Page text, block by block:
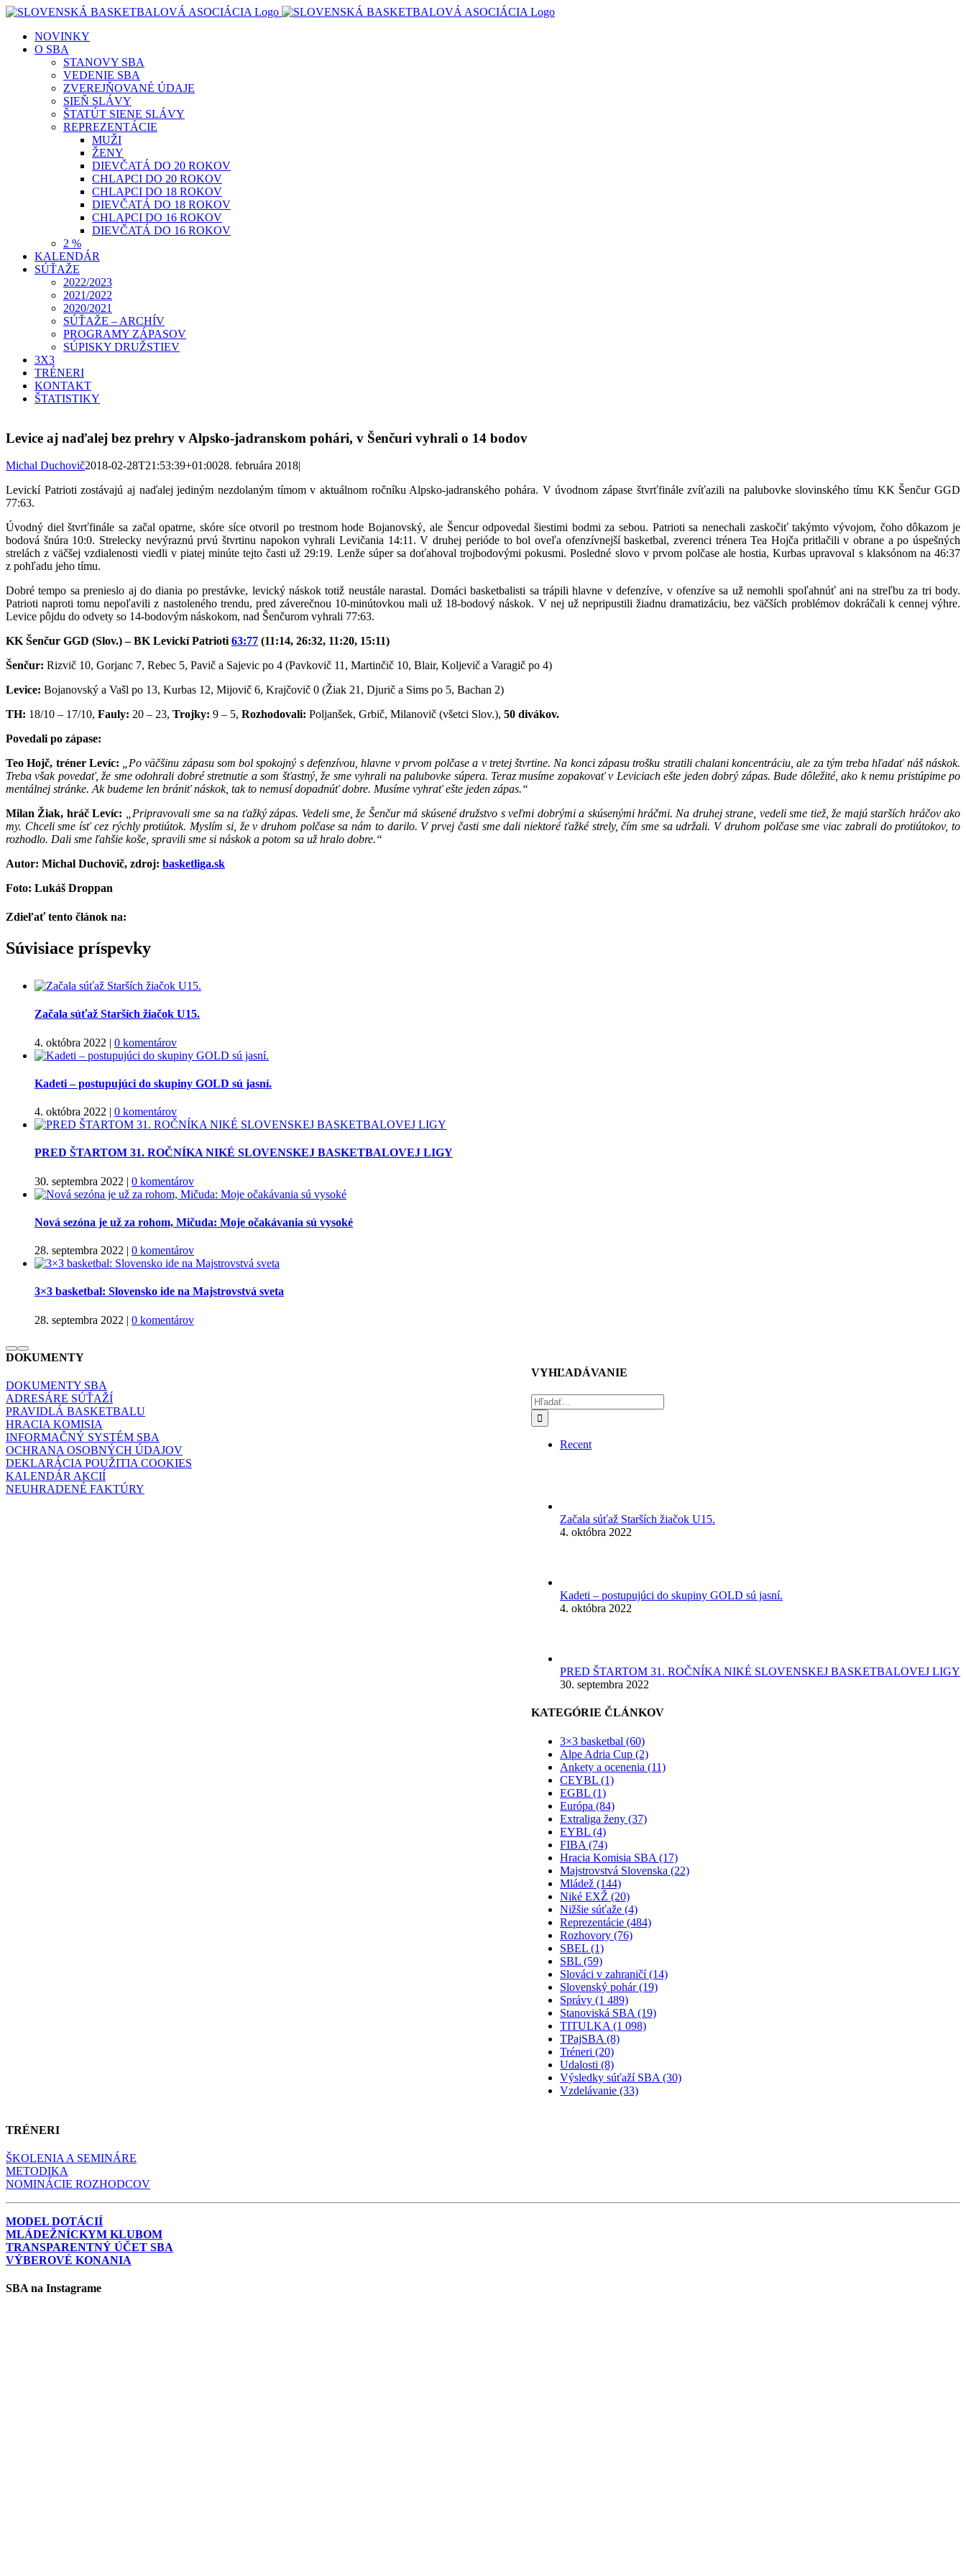
Skip
contentNOVINKY
O SBA
STANOVY SBA
VEDENIE SBA
ZVEREJŇOVANÉ ÚDAJE
SIEŇ SLÁVY
ŠTATÚT SIENE SLÁVY
REPREZENTÁCIE
MUŽI
ŽENY
DIEVČATÁ DO 20 ROKOV
CHLAPCI DO 20 ROKOV
CHLAPCI DO 18 ROKOV
DIEVČATÁ DO 18 ROKOV
CHLAPCI DO 16 ROKOV
DIEVČATÁ DO 16 ROKOV
2 %
KALENDÁR
SÚŤAŽE
2022/2023
2021/2022
2020/2021
SÚŤAŽE – ARCHÍV
PROGRAMY ZÁPASOV
SÚPISKY DRUŽSTIEV
3X3
TRÉNERI
KONTAKT
ŠTATISTIKY
Levice aj naďalej bez prehry v Alpsko-jadranskom pohári, v Šenčuri vyhrali o 14 bodov
Michal Duchovič2018-02-28T21:53:39+01:0028. februára 2018|
Levickí Patrioti zostávajú aj naďalej jediným nezdolaným tímom v aktuálnom ročníku Alpsko-jadranského pohára. V úvodnom zápase štvrťfinále zvíťazili na palubovke slovinského tímu KK Šenčur GGD
77:63.
Úvodný diel štvrťfinále sa začal opatrne, skóre síce otvoril po trestnom hode Bojanovský, ale Šencur odpovedal šiestimi bodmi za sebou. Patrioti sa nenechali zaskočiť takýmto vývojom, čoho dôkazom je
bodová šnúra 10:0. Strelecky nevýraznú prvú štvrtinu napokon vyhrali Levičania 14:11. V druhej perióde to bol oveľa ofenzívnejší basketbal, zverenci trénera Tea Hojča pritlačili v obrane a po úspešných
strelách z väčšej vzdialenosti viedli v piatej minúte tejto časti už 29:19. Lenže súper sa doťahoval trojbodovými pokusmi. Posledné slovo v prvom polčase ale hostia, Kurbas upravoval s klaksónom na 46:37
z pohľadu jeho tímu.
Dobré tempo sa prenieslo aj do diania po prestávke, levický náskok totiž neustále narastal. Domáci basketbalisti sa trápili hlavne v defenzíve, v ofenzíve sa už nemohli spoľahnúť ani na streľbu za tri body.
Patrioti naproti tomu nepoľavili z nastoleného trendu, pred záverečnou 10-minútovkou mali už 18-bodový náskok. V nej už nepripustili žiadnu dramatizáciu, bez väčších problémov dokráčali k cennej výhre.
Levice pôjdu do odvety so 14-bodovým náskokom, nad Šenčurom vyhrali 77:63.
KK Šenčur GGD (Slov.) – BK Levickí Patrioti63:77 (11:14, 26:32, 11:20, 15:11)
Šenčur: Rizvič 10, Gorjanc 7, Rebec 5, Pavič a Sajevic po 4 (Pavkovič 11, Martinčič 10, Blair, Koljevič a Varagič po 4)
Levice: Bojanovský a Vašl po 13, Kurbas 12, Mijovič 6, Krajčovič 0 (Žiak 21, Djurič a Sims po 5, Bachan 2)
TH: 18/10 – 17/10, Fauly: 20 – 23, Trojky: 9 – 5, Rozhodovali: Poljanšek, Grbič, Milanovič (všetci Slov.), 50 divákov.
Povedali po zápase:
Teo Hojč, tréner Levíc: „Po väčšinu zápasu som bol spokojný s defenzívou, hlavne v prvom polčase a v tretej štvrtine. Na konci zápasu trošku stratili chalani koncentráciu, ale za tým treba hľadať náš náskok.
Treba však povedať, že sme odohrali dobré stretnutie a som šťastný, že sme vyhrali na palubovke súpera. Teraz musíme zopakovať v Leviciach ešte jeden dobrý zápas. Bude dôležité, ako k nemu pristúpime po
mentálnej stránke. Ak budeme len brániť náskok, tak to nemusí dopadnúť dobre. Musíme vyhrať ešte jeden zápas.“
Milan Žiak, hráč Levíc: „Pripravovali sme sa na ťažký zápas. Vedeli sme, že Šenčur má skúsené družstvo s veľmi dobrými a skúsenými hráčmi. Na druhej strane, vedeli sme tiež, že majú starších hráčov ako
my. Chceli sme ísť cez rýchly protiútok. Myslím si, že v druhom polčase sa nám to darilo. V prvej časti sme dali niektoré ťažké strely, čím sme sa udržali. V druhom polčase sme viac zabrali do protiútokov, to
rozhodlo. Dali sme ľahšie koše, spravili sme si náskok a potom sa už hralo dobre.“
Autor: Michal Duchovič, zdroj: basketliga.sk
Foto: Lukáš Droppan
Zdieľať tento článok na:
Facebook
Twitter
Súvisiace príspevky
Začala súťaž Starších žiačok U15.
4. októbra 2022 | 0 komentárov
Kadeti – postupujúci do skupiny GOLD sú jasní.
4. októbra 2022 | 0 komentárov
PRED ŠTARTOM 31. ROČNÍKA NIKÉ SLOVENSKEJ BASKETBALOVEJ LIGY
30. septembra 2022 | 0 komentárov
Nová sezóna je už za rohom, Mičuda: Moje očakávania sú vysoké
28. septembra 2022 | 0 komentárov
3×3 basketbal: Slovensko ide na Majstrovstvá sveta
28. septembra 2022 | 0 komentárov
VYHĽADÁVANIE
Hľadať:
Recent
Začala súťaž Starších žiačok U15.
4. októbra 2022
Kadeti – postupujúci do skupiny GOLD sú jasní.
4. októbra 2022
PRED ŠTARTOM 31. ROČNÍKA NIKÉ SLOVENSKEJ BASKETBALOVEJ LIGY
30. septembra 2022
KATEGÓRIE ČLÁNKOV
3×3 basketbal (60)
Alpe Adria Cup (2)
Ankety a ocenenia (11)
CEYBL (1)
EGBL (1)
Európa (84)
Extraliga ženy (37)
EYBL (4)
FIBA (74)
Hracia Komisia SBA (17)
Majstrovstvá Slovenska (22)
Mládež (144)
Niké EXŽ (20)
Nižšie súťaže (4)
Reprezentácie (484)
Rozhovory (76)
SBEL (1)
SBL (59)
Slováci v zahraničí (14)
Slovenský pohár (19)
Správy (1 489)
Stanoviská SBA (19)
TITULKA (1 098)
TPajSBA (8)
Tréneri (20)
Udalosti (8)
Výsledky súťaží SBA (30)
Vzdelávanie (33)
DOKUMENTY
DOKUMENTY SBA
ADRESÁRE SÚŤAŽÍ
PRAVIDLÁ BASKETBALU
HRACIA KOMISIA
INFORMAČNÝ SYSTÉM SBA
OCHRANA OSOBNÝCH ÚDAJOV
DEKLARÁCIA POUŽITIA COOKIES
KALENDÁR AKCIÍ
NEUHRADENÉ FAKTÚRY
TRÉNERI
ŠKOLENIA A SEMINÁRE
METODIKA
NOMINÁCIE ROZHODCOV
MODEL DOTÁCIÍ
MLÁDEŽNÍCKYM KLUBOM
TRANSPARENTNÝ ÚČET SBA
VÝBEROVÉ KONANIA
SBA na Instagrame